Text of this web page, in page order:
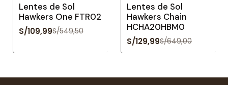
Lentes de Sol
Hawkers One FTR02
S/109,99S/549,50
Lentes de Sol
Hawkers Chain
HCHA20HBM0
S/129,99S/649,00